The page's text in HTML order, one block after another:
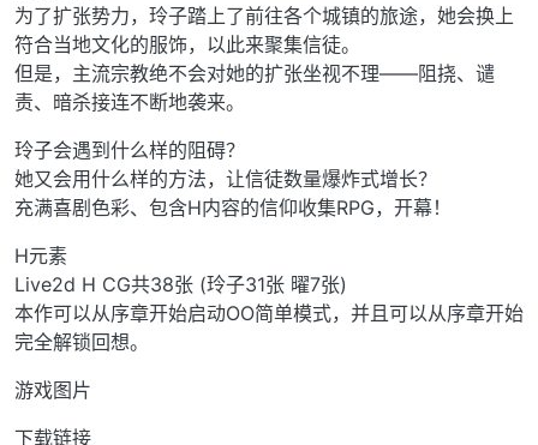
为了扩张势力，玲子踏上了前往各个城镇的旅途，她会换上
符合当地文化的服饰，以此来聚集信徒。
但是，主流宗教绝不会对她的扩张坐视不理——阻挠、谴
责、暗杀接连不断地袭来。
玲子会遇到什么样的阻碍？
她又会用什么样的方法，让信徒数量爆炸式增长？
充满喜剧色彩、包含H内容的信仰收集RPG，开幕！
H元素
Live2d H CG共38张 (玲子31张 曜7张)
本作可以从序章开始启动OO简单模式，并且可以从序章开始
完全解锁回想。
游戏图片
下载链接